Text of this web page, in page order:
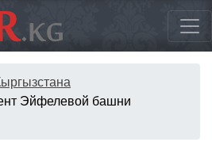
Эйфелевой башни